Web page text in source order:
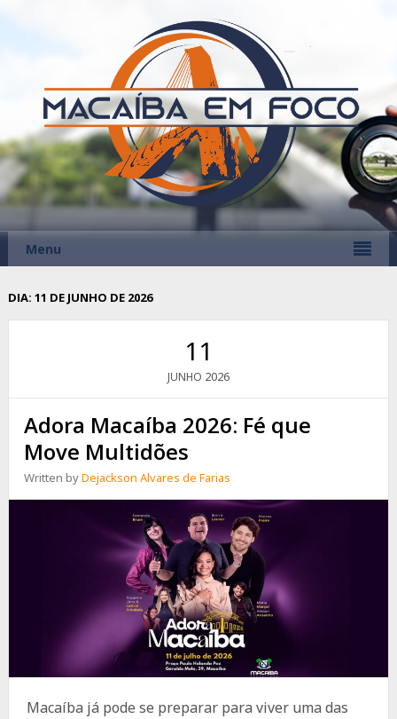
Menu
DIA: 11 DE JUNHO DE 2026
11
JUNHO 2026
Adora Macaíba 2026: Fé que
Move Multidões
Written byDejackson Alvares de Farias
Macaíba já pode se preparar para viver uma das